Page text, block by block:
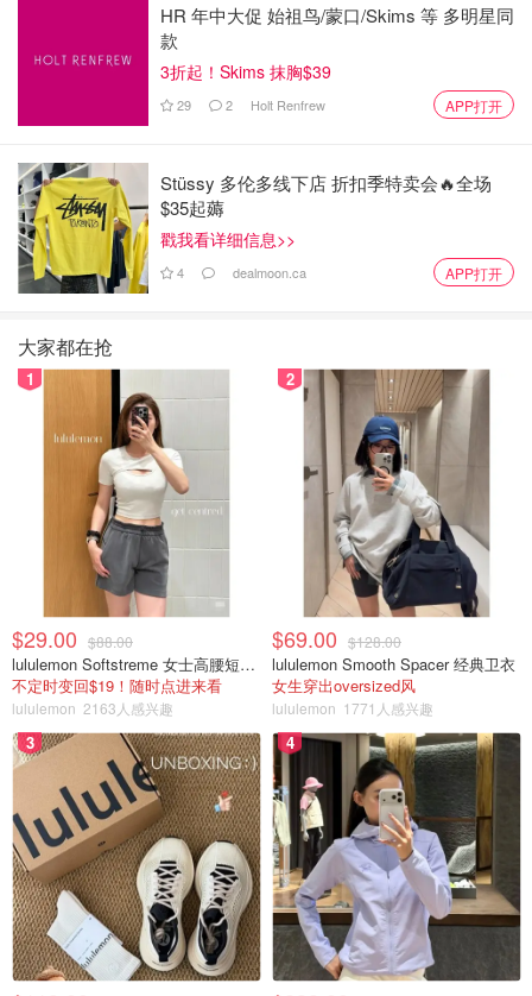
一开始我以为这就是unisex的沐浴露，但打开一闻就是明显
的男士洗护的味道。很大一瓶，家属用了好几个月，中规中
Colgate漱口水🌟🌟🌟🌟
日常空瓶，用空N瓶了，跟佳洁士scope交替使用，稍微比
HR 年中大促 始祖鸟/蒙口/Skims 等 多明星同
款
3折起！Skims 抹胸$39
29 2 Holt Renfrew APP打开
Stüssy 多伦多线下店 折扣季特卖会🔥全场
$35起薅
戳我看详细信息>>
4 dealmoon.ca APP打开
大家都在抢
1
$29.00 $88.00
lululemon Softstreme 女士高腰短裤 10cm
不定时变回$19！随时点进来看
lululemon 2163人感兴趣
2
$69.00 $128.00
lululemon Smooth Spacer 经典卫衣
女生穿出oversized风
lululemon 1771人感兴趣
3 4